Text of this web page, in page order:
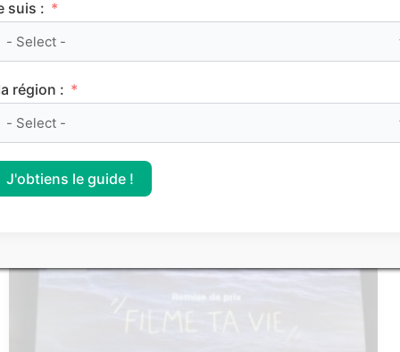
Qu’est-ce qu’un agent économique ?
suis :
région :
J'obtiens le guide !